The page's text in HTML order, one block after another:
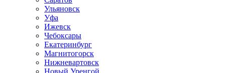
Ульяновск
Уфа
Ижевск
Чебоксары
Екатеринбург
Магнитогорск
Нижневартовск
Новый Уренгой